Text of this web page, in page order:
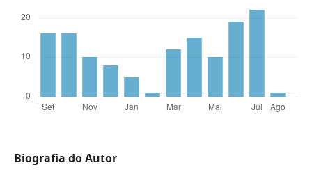
Biografia do Autor